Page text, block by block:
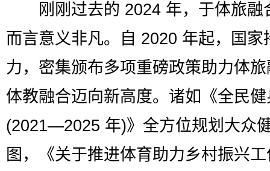
刚刚过去的 2024 年，于体旅融
而言意义非凡。自 2020 年起，国家
力，密集颁布多项重磅政策助力体
体教融合迈向新高度。诸如《全民
(2021—2025 年)》全方位规划大众
图，《关于推进体育助力乡村振兴